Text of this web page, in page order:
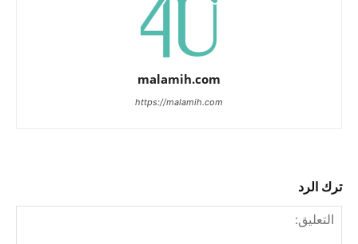
malamih.com
https://malamih.com
ترك الرد